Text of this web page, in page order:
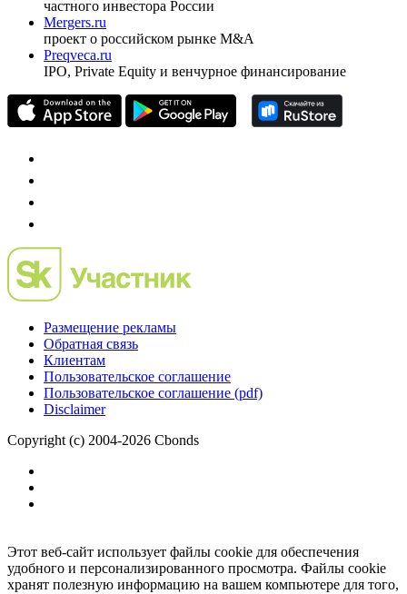
частного инвестора России
Mergers.ru
проект о российском рынке M&A
Preqveca.ru
IPO, Private Equity и венчурное финансирование
Размещение рекламы
Обратная связь
Клиентам
Пользовательское соглашение
Пользовательское соглашение (pdf)
Disclaimer
Copyright (c) 2004-2026 Cbonds
Этот веб-сайт использует файлы cookie для обеспечения
удобного и персонализированного просмотра. Файлы cookie
хранят полезную информацию на вашем компьютере для того,